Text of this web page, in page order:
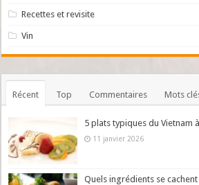
Recettes et revisite
Vin
Récent Top Commentaires Mots
5 plats typiques du Vietnam
11 janvier 2026
Quels ingrédients se